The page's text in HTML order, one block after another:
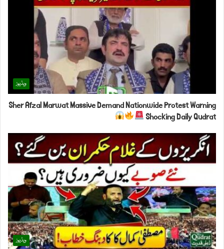
ویڈیوز
Sher Afzal Marwat Massive Demand Nationwide Protest Warning
Shocking Daily Qudrat
ویڈیوز